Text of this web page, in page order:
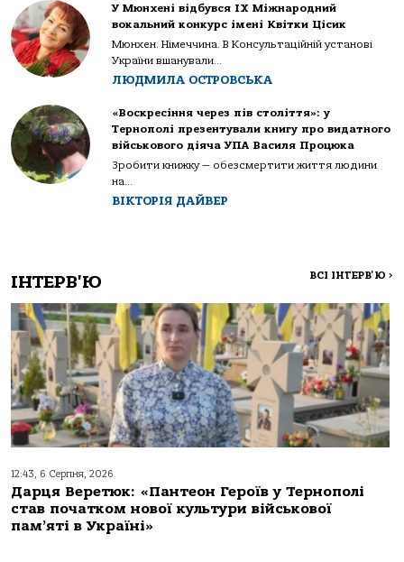
У Мюнхені відбувся IX Міжнародний
вокальний конкурс імені Квітки Цісик
Мюнхен. Німеччина. В Консультаційній установі
України вшанували...
ЛЮДМИЛА ОСТРОВСЬКА
«Воскресіння через пів століття»: у
Тернополі презентували книгу про видатного
військового діяча УПА Василя Процюка
Зробити книжку — обезсмертити життя людини
на...
ВІКТОРІЯ ДАЙВЕР
ІНТЕРВ'Ю ВСІ ІНТЕРВ'Ю >
12:43, 6 Серпня, 2026
Дарця Веретюк: «Пантеон Героїв у Тернополі
став початком нової культури військової
пам’яті в Україні»